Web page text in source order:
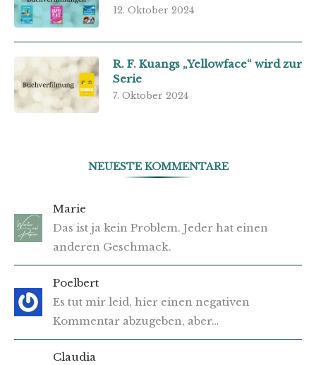
12. Oktober 2024
R. F. Kuangs „Yellowface“ wird zur
Serie
7. Oktober 2024
NEUESTE KOMMENTARE
Marie
Das ist ja kein Problem. Jeder hat einen
anderen Geschmack.
Poelbert
Es tut mir leid, hier einen negativen
Kommentar abzugeben, aber…
Claudia